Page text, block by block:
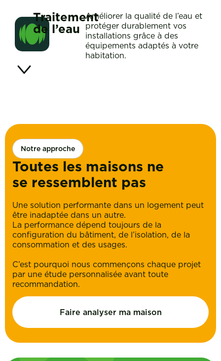
Traitement
de l’eau
Améliorer la qualité de l’eau et
protéger durablement vos
installations grâce à des
équipements adaptés à votre
habitation.
Toutes les maisons ne
se ressemblent pas
Notre approche
Une solution performante dans un logement peut
être inadaptée dans un autre.
La performance dépend toujours de la
configuration du bâtiment, de l’isolation, de la
consommation et des usages.
C’est pourquoi nous commençons chaque projet
par une étude personnalisée avant toute
recommandation.
Faire analyser ma maison